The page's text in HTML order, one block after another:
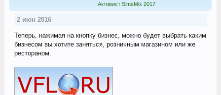
Активист SimsMix 2017
2 июн 2016
Теперь, нажимая на кнопку бизнес, можно будет выбрать каким
бизнесом вы хотите заняться, розничным магазином или же
рестораном.